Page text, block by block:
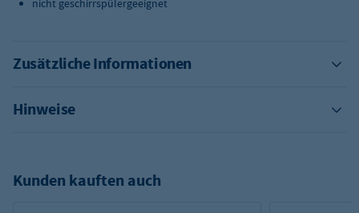
nicht geschirrspülergeeignet
Zusätzliche Informationen
Hinweise
Kunden kauften auch